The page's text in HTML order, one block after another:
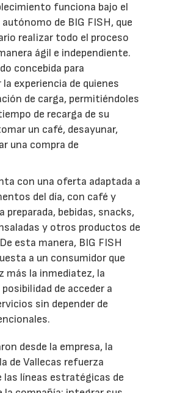
funciona bajo el
de BIG FISH, que
realizar todo el proceso
ágil e independiente.
concebida para
experiencia de quienes
de carga, permitiéndoles
de recarga de su
un café, desayunar,
una compra de
con una oferta adaptada a
del día, con café y
preparada, bebidas, snacks,
y otros productos de
esta manera, BIG FISH
a un consumidor que
más la inmediatez, la
de acceder a
sin depender de
desde la empresa, la
de Vallecas refuerza
las líneas estratégicas de